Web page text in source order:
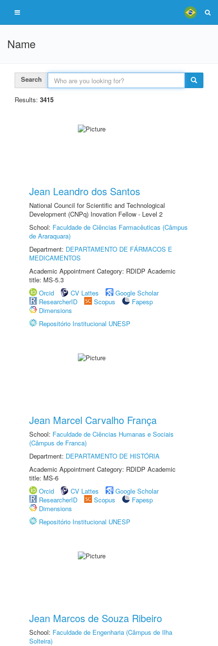
Name
Search
Results: 3415
Jean Leandro dos Santos
National Council for Scientific and Technological
Development (CNPq) Inovation Fellow - Level 2
School: Faculdade de Ciências Farmacêuticas (Câmpus
de Araraquara)
Department: DEPARTAMENTO DE FÁRMACOS E
MEDICAMENTOS
Academic Appointment Category: RDIDP Academic
title: MS-5.3
Orcid
CV Lattes
Google Scholar
ResearcherID
Scopus
Fapesp
Dimensions
Repositório Institucional UNESP
Jean Marcel Carvalho França
School: Faculdade de Ciências Humanas e Sociais
(Câmpus de Franca)
Department: DEPARTAMENTO DE HISTÓRIA
Academic Appointment Category: RDIDP Academic
title: MS-6
Orcid
CV Lattes
Google Scholar
ResearcherID
Scopus
Fapesp
Dimensions
Repositório Institucional UNESP
Jean Marcos de Souza Ribeiro
School: Faculdade de Engenharia (Câmpus de Ilha
Solteira)